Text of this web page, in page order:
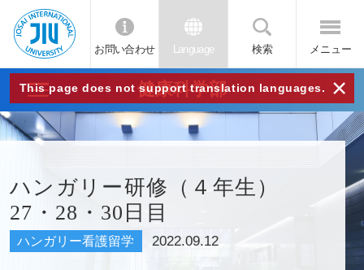
JIU
城西
国際
大学
お問い合わせ Language 検索 メニュー
This page does not support translation languages. ×
健康科学部
ハンガリー研修（４年生）
27・28・30日目
ハンガリー看護留学 2022.09.12